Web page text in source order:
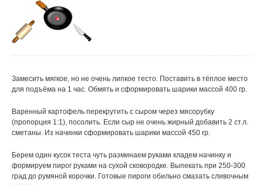
Замесить мягкое, но не очень липкое тесто. Поставить в тёплое место
для подъёма на 1 час. Обмять и сформировать шарики массой 400 гр.
Варенный картофель перекрутить с сыром через мясорубку
(пропорция 1:1), посолить. Если сыр не очень жирный добавить 2 ст.л.
сметаны. Из начинки сформировать шарики массой 450 гр.
Берем один кусок теста чуть разминаем руками кладем начинку и
формируем пирог руками на сухой сковородке. Выпекать при 250-300
град до румяной корочки. Готовые пироги обильно смазать сливочным